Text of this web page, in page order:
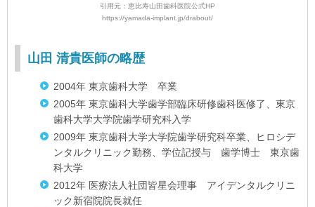
引用元：恵比寿山田歯科医院公式HP
https://yamada-implant.jp/drabout/
山田 清貴医師の略歴
2004年 東京歯科大学 卒業
2005年 東京歯科大学歯学部臨床研修歯科医修了、東京
歯科大学大学院歯学研究科入学
2009年 東京歯科大学大学院歯学研究科卒業、ヒロシデ
ンタルクリニック勤務、学位記授与 歯学博士 東京歯
科大学
2012年 医療法人社団皆星会理事 アイデンタルクリニ
ック新宿院院長就任